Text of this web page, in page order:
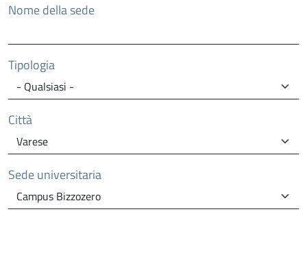
Nome della sede
Tipologia
Città
Sede universitaria